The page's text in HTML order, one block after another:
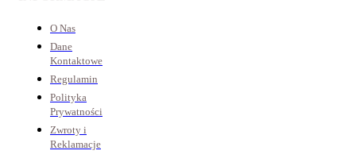
O Nas
Dane
Kontaktowe
Regulamin
Polityka
Prywatności
Zwroty i
Reklamacje